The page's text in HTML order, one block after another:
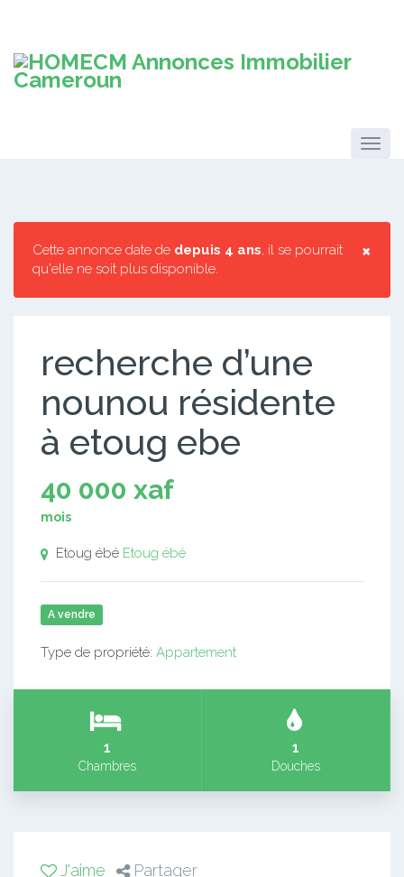
×
Cette annonce date de depuis 4 ans, il se pourrait
qu'elle ne soit plus disponible.
recherche d’une
nounou résidente
à etoug ebe
40 000 xaf
mois
Etoug ébé Etoug ébé
A vendre
Type de propriété: Appartement
1
Chambres
1
Douches
J'aime Partager